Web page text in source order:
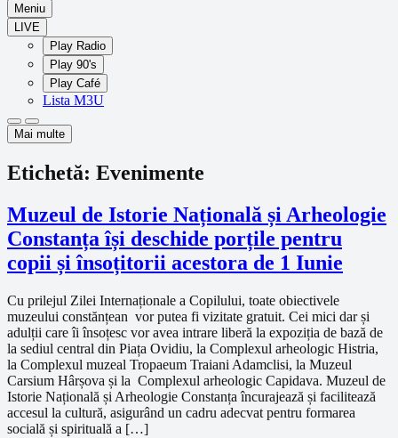
Meniu
LIVE
Play Radio(se
deschide
într-
Play 90's
deschide
într-
o
Play Café(se
deschide
într-
Lista M3U
filă
nouă)
Aspect
Luminos
Întunecat
Mai multe
Etichetă: Evenimente
Muzeul de Istorie Națională și Arheologie
Constanța își deschide porțile pentru
copii și însoțitorii acestora de 1 Iunie
Cu prilejul Zilei Internaționale a Copilului, toate obiectivele
muzeului constănțean vor putea fi vizitate gratuit. Cei mici dar și
adulții care îi însoțesc vor avea intrare liberă la expoziția de bază de
la sediul central din Piața Ovidiu, la Complexul arheologic Histria,
la Complexul muzeal Tropaeum Traiani Adamclisi, la Muzeul
Carsium Hârșova și la Complexul arheologic Capidava. Muzeul de
Istorie Națională și Arheologie Constanța încurajează și facilitează
accesul la cultură, asigurând un cadru adecvat pentru formarea
socială și spirituală a […]